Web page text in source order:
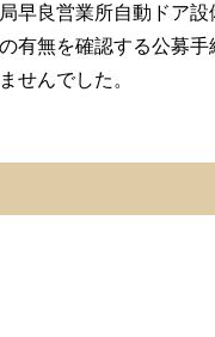
早良営業所自動ドア設
有無を確認する公募手
せんでした。